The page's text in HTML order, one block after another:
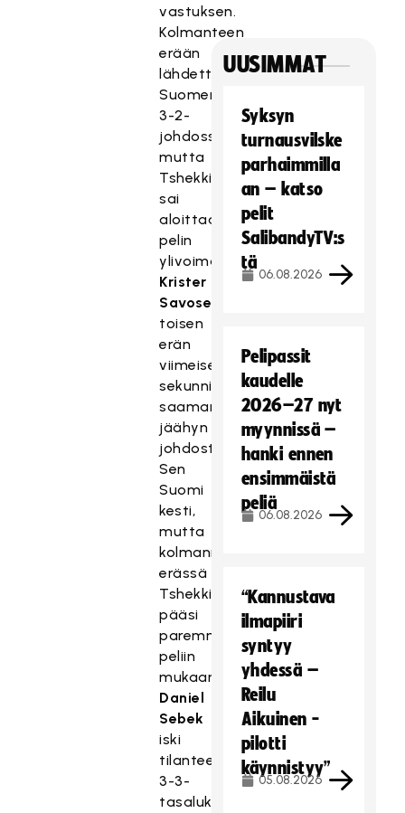
vastuksen.
Kolmanteen
erään
lähdettiin
Suomen
3-2-
johdossa,
mutta
Tshekki
sai
aloittaa
pelin
ylivoimalla
Krister
Savoselle
toisen
erän
viimeisellä
sekunnilla
saaman
jäähyn
johdosta.
Sen
Suomi
kesti,
mutta
kolmannessa
erässä
Tshekki
pääsi
paremmin
peliin
mukaan.
Daniel
Sebek
iski
tilanteen
3-3-
tasalukemiin
UUSIMMAT
Syksyn
turnausvilske
parhaimmilla
an – katso
pelit
SalibandyTV:s
tä
06.08.2026
Pelipassit
kaudelle
2026–27 nyt
myynnissä –
hanki ennen
ensimmäistä
peliä
06.08.2026
“Kannustava
ilmapiiri
syntyy
yhdessä –
Reilu
Aikuinen -
pilotti
käynnistyy”
05.08.2026